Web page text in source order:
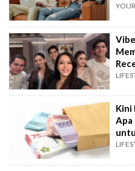
Kini
Apa